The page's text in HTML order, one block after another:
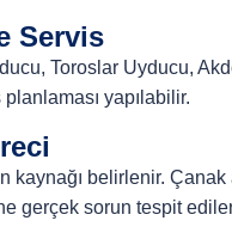
Servis
Toroslar Uyducu,
yapılabilir.
kaynağı belirlenir.
gerçek sorun tespit